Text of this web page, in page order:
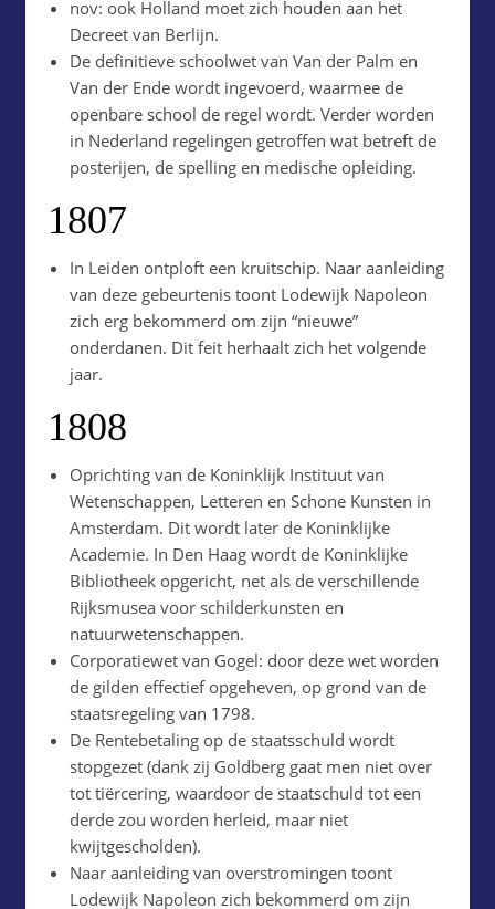
nov: ook Holland moet zich houden aan het
Decreet van Berlijn.
De definitieve schoolwet van Van der Palm en
Van der Ende wordt ingevoerd, waarmee de
openbare school de regel wordt. Verder worden
in Nederland regelingen getroffen wat betreft de
posterijen, de spelling en medische opleiding.
1807
In Leiden ontploft een kruitschip. Naar aanleiding
van deze gebeurtenis toont Lodewijk Napoleon
zich erg bekommerd om zijn “nieuwe”
onderdanen. Dit feit herhaalt zich het volgende
jaar.
1808
Oprichting van de Koninklijk Instituut van
Wetenschappen, Letteren en Schone Kunsten in
Amsterdam. Dit wordt later de Koninklijke
Academie. In Den Haag wordt de Koninklijke
Bibliotheek opgericht, net als de verschillende
Rijksmusea voor schilderkunsten en
natuurwetenschappen.
Corporatiewet van Gogel: door deze wet worden
de gilden effectief opgeheven, op grond van de
staatsregeling van 1798.
De Rentebetaling op de staatsschuld wordt
stopgezet (dank zij Goldberg gaat men niet over
tot tiërcering, waardoor de staatschuld tot een
derde zou worden herleid, maar niet
kwijtgescholden).
Naar aanleiding van overstromingen toont
Lodewijk Napoleon zich bekommerd om zijn